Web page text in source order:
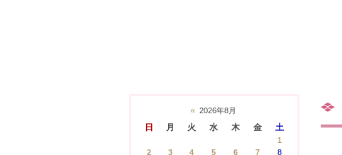
« 2026年8月
日 月 火 水 木 金 土
1
2
3 4 5 6 7
8